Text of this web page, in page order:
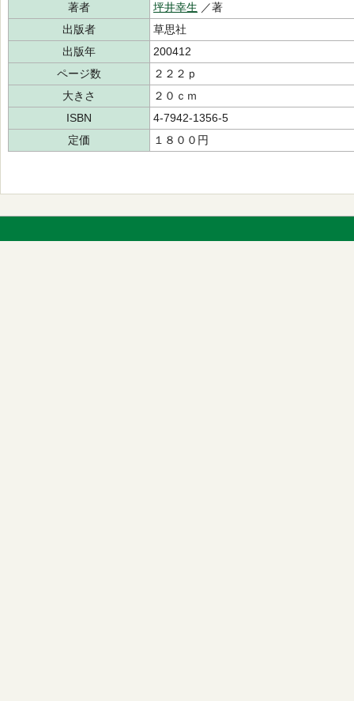
著者
坪井幸生 ／著
出版者
草思社
出版年
200412
ページ数
２２２ｐ
大きさ
２０ｃｍ
ISBN
4-7942-1356-5
定価
１８００円